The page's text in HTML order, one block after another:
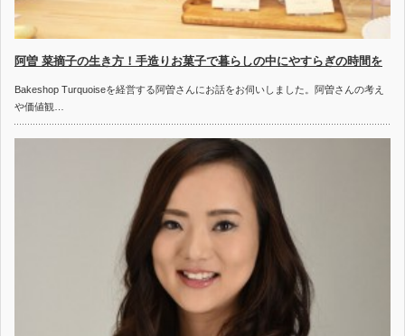
阿曽 菜摘子の生き方！手造りお菓子で暮らしの中にやすらぎの時間を
Bakeshop Turquoiseを経営する阿曽さんにお話をお伺いしました。阿曽さんの考え
や価値観…